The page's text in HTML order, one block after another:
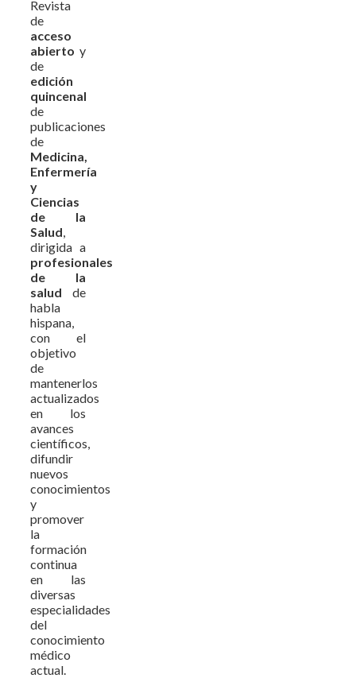
Revista
de
acceso
abierto y
de
edición
quincenal
de
publicaciones
de
Medicina,
Enfermería
y
Ciencias
de la
Salud,
dirigida a
profesionales
de la
salud de
habla
hispana,
con el
objetivo
de
mantenerlos
actualizados
en los
avances
científicos,
difundir
nuevos
conocimientos
y
promover
la
formación
continua
en las
diversas
especialidades
del
conocimiento
médico
actual.